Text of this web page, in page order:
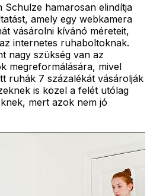
Schulze hamarosan elindítja
amely egy webkamera
vásárolni kívánó méreteit,
internetes ruhaboltoknak.
nagy szükség van az
megreformálására, mivel
ruhák 7 százalékát vásárolják
is közel a felét utólag
mert azok nem jó